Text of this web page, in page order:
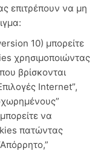
επιτρέπουν να μη
10) μπορείτε
χρησιμοποιώντας
βρίσκονται
Internet”,
να
πατώντας